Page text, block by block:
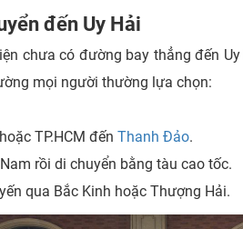
đến Uy Hải
chưa có đường bay thẳng đến
mọi người thường lựa chọn:
TP.HCM đến Thanh Đảo.
rồi di chuyển bằng tàu cao tốc.
qua Bắc Kinh hoặc Thượng Hải.